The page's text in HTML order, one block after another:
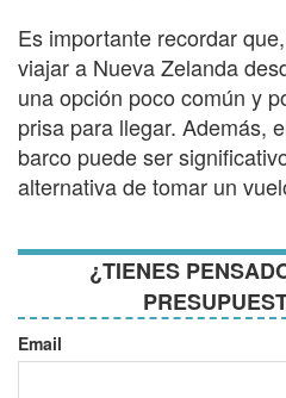
Es importante recordar
viajar a Nueva Zelanda
una opción poco común y
prisa para llegar. Además,
barco puede ser
alternativa de tomar un
¿TIENES
Email